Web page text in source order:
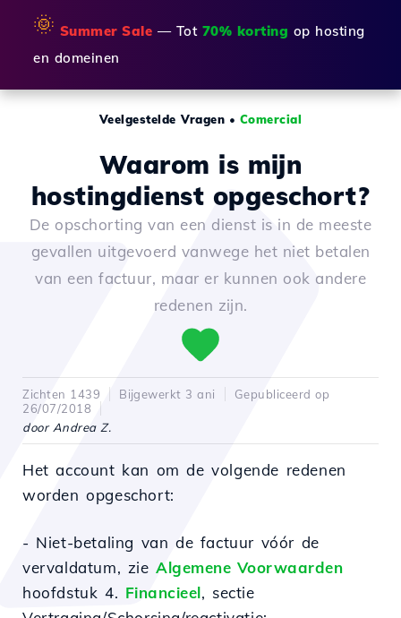
🌞 Summer Sale — Tot 70% korting op hosting
en domeinen
Veelgestelde Vragen • Comercial
Waarom is mijn
hostingdienst opgeschort?
De opschorting van een dienst is in de meeste
gevallen uitgevoerd vanwege het niet betalen
van een factuur, maar er kunnen ook andere
redenen zijn.
Zichten 1439 Bijgewerkt 3 ani
Gepubliceerd op
26/07/2018
door Andrea Z.
Het account kan om de volgende redenen
worden opgeschort:
- Niet-betaling van de factuur vóór de
vervaldatum, zieAlgemene Voorwaarden
hoofdstuk 4. Financieel, sectie